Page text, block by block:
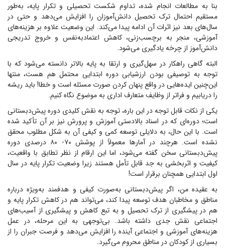
بنا به مطالعات انجام شده، تداوم شکست تحصیلی و تکرار پایه، به‌طور
مستقیم احتمال ترک تحصیل دانش‌آموزان را افزایش می‌دهد و حتی در
سال‌های بعد نیز اثرات آن ادامه پیدا می‌کند. این وضعیت علاوه بر هزینه‌های
آموزشی، منجر به برچسب‌زنی، کاهش اعتمادبه‌نفس و خروج تدریجی
دانش‌آموز از چرخه یادگیری می‌شود.
البته گاهی راهکار در سهل‌گیری و ارتقا به پایه بالاتر دانسته می‌شود که با
توجه به توصیفی بودن ارزشیابی دوره ابتدایی محتمل هم هست، منتها
این‌چنین ایده‌هایی در واقع پنهان کردن صورت مسئله است و خطا! باید ریشه
را دریابیم و فراتر از وظایف متعارف اداری به موضوع نگاه کنیم.
یکی از نکات قابل توجه در این باره، توجه به نقش کلیدی دوره پیش‌دبستانی
است؛ دوره‌ای که در اسناد بالادستی آموزش و پرورش نیز بر آن تأکید شده
است. با این حال، به دلایلی توسعه کمی و کیفی آن به شکل مطلوب محقق
نشده است. هرچند در آمار‌ها معمولاً از پوشش ۷۰- ۸۰ درصدی دوره
پیش‌دبستانی سخن گفته می‌شود، اما این ارقام از نظر تطابق با واقعیت،
کیفیت و اثربخشی به جد قابل تأمل هستند زیرا وضعیت تکرار پایه در سال
اول ابتدایی همچنان برقرار است!
به عقیده من، اگر پیش‌دبستانی به‌صورت کیفی و هدفمند به‌ویژه درباره
مناطق و مخاطبان هدف توسعه پیدا کند، می‌تواند هم در کاهش تکرار پایه و
هم در پیشگیری از ترک تحصیل و به تبع کاهش و پیشگیری از آسیب‌های
اجتماعی نقش جدی داشته باشد. بی‌توجهی به این مرحله، در عمل
هزینه‌های آموزشی و اجتماعی آینده را افزایش می‌دهد و فرصت جبران را از
بسیاری از کودکان در مناطق محروم می‌گیرد.